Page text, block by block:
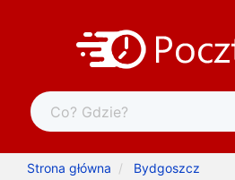
Strona główna
Bydgoszcz